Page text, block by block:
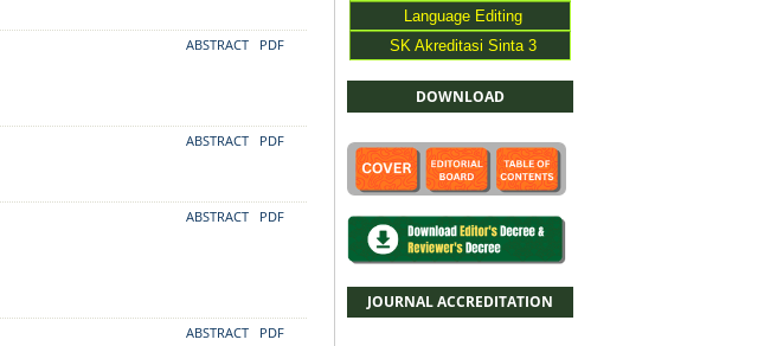
Language Editing
SK Akreditasi Sinta 3
DOWNLOAD
JOURNAL ACCREDITATION
ABSTRACT PDF
ABSTRACT PDF
ABSTRACT PDF
ABSTRACT PDF